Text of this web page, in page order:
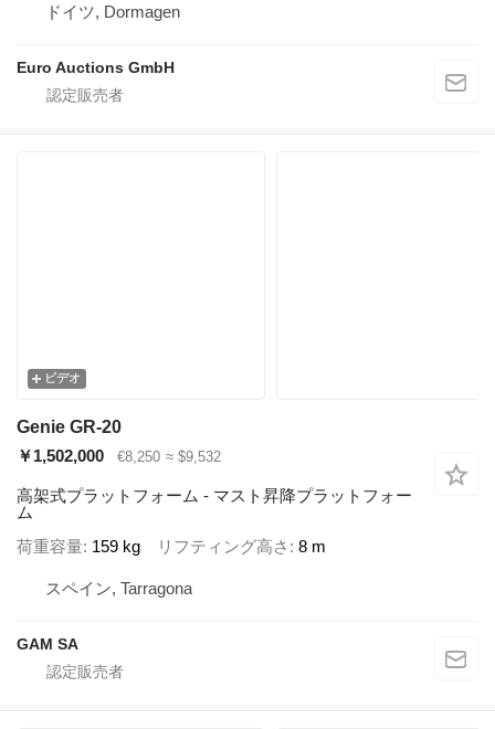
ドイツ, Dormagen
Euro Auctions GmbH
ビデオ
Genie GR-20
￥1,502,000
€8,250 ≈ $9,532
高架式プラットフォーム - マスト昇降プラットフォー
ム
荷重容量 159 kg リフティング高さ 8 m
スペイン, Tarragona
GAM SA